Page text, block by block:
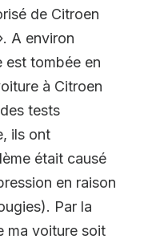
de Citroen
A environ
est tombée en
à Citroen
tests
ils ont
était causé
en raison
Par la
ma voiture soit